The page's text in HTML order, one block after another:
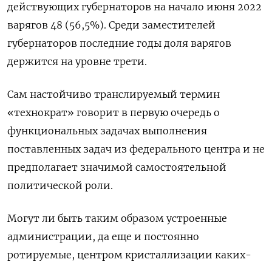
действующих губернаторов на начало июня 2022
варягов 48 (56,5%). Среди заместителей
губернаторов последние годы доля варягов
держится на уровне трети.
Сам настойчиво транслируемый термин
«технократ» говорит в первую очередь о
функциональных задачах выполнения
поставленных задач из федерального центра и не
предполагает значимой самостоятельной
политической роли.
Могут ли быть таким образом устроенные
администрации, да еще и постоянно
ротируемые, центром кристаллизации каких-